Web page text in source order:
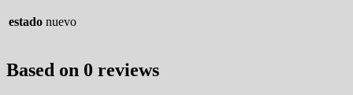
estado nuevo
Based on 0 reviews